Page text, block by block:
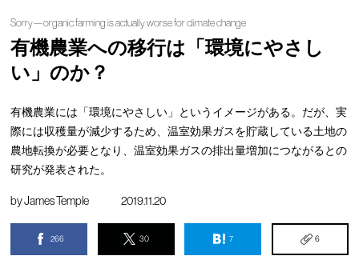
Sorry—organic farming is actually worse for climate change
有機農業への移行は「環境にやさし
い」のか？
有機農業には「環境にやさしい」というイメージがある。だが、実
際には収穫量が減少するため、温室効果ガスを貯蔵している土地の
農地転換が必要となり、温室効果ガスの排出量増加につながるとの
研究が発表された。
byJames Temple 2019.11.20
266 30 7 6